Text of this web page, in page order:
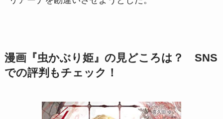
漫画『虫かぶり姫』の見どころは？ SNS
での評判もチェック！